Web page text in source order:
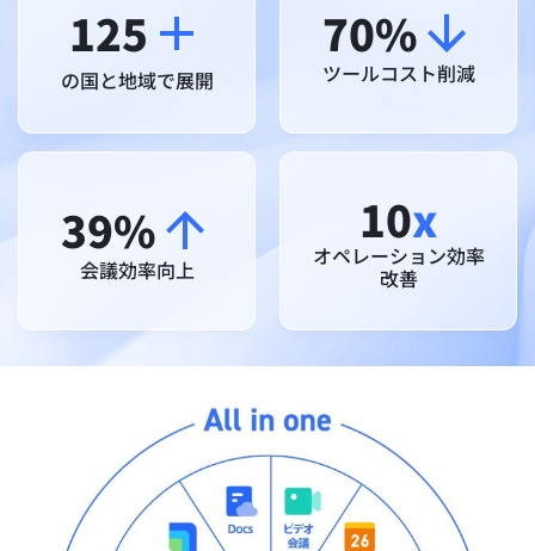
125
の国と地域で展開
70%
ツールコスト削減
39%
会議効率向上
10x
オペレーション効率
改善